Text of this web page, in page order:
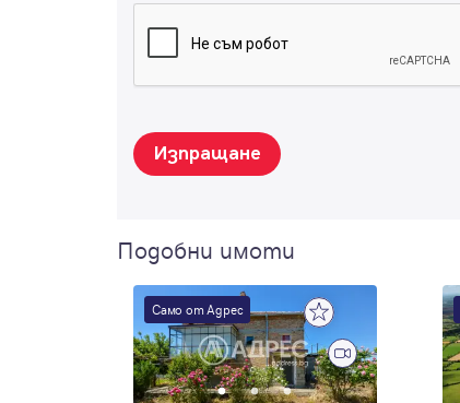
Изпращане
Подобни имоти
Само от Адрес